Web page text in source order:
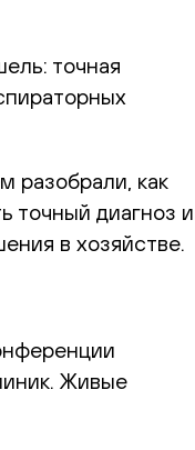
точная
разобрали, как
точный диагноз и
в хозяйстве.
Живые